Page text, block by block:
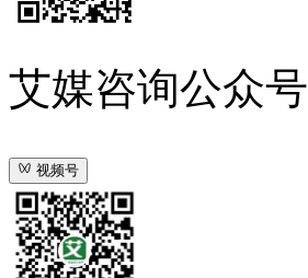
艾媒咨询公众号
视频号